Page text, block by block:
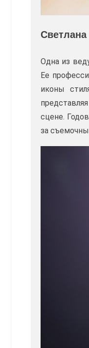
Одна из
Ее
иконы
сцене.
за